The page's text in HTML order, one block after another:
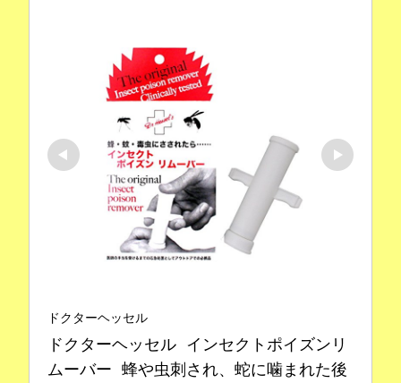
ドクターヘッセル
ドクターヘッセル インセクトポイズンリ
ムーバー 蜂や虫刺され、蛇に噛まれた後